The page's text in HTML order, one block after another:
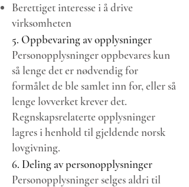
Berettiget interesse i å drive
virksomheten
5. Oppbevaring av opplysninger
Personopplysninger oppbevares kun
så lenge det er nødvendig for
formålet de ble samlet inn for, eller så
lenge lovverket krever det.
Regnskapsrelaterte opplysninger
lagres i henhold til gjeldende norsk
lovgivning.
6. Deling av personopplysninger
Personopplysninger selges aldri til